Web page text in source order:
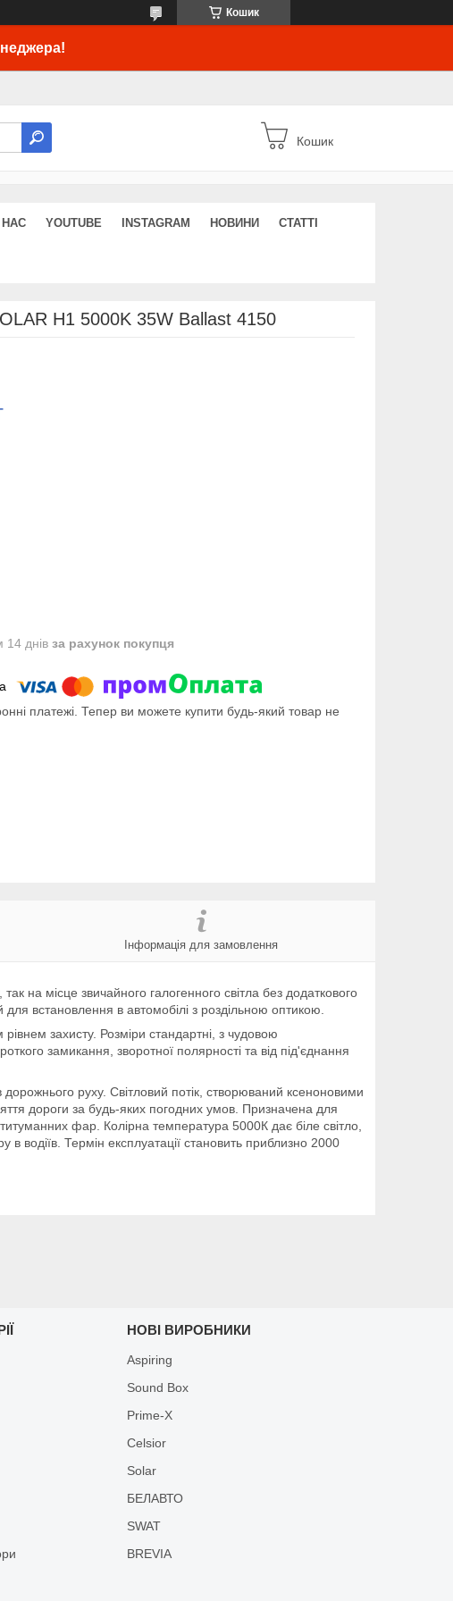
Кошик
Кошик
НАС YOUTUBE INSTAGRAM НОВИНИ СТАТТІ
H1 5000K 35W Ballast 4150
14 днів за рахунок покупця
платежі. Тепер ви можете купити будь-який товар не
Інформація для замовлення
на місце звичайного галогенного світла без додаткового
встановлення в автомобілі з роздільною оптикою.
захисту. Розміри стандартні, з чудовою
замикання, зворотної полярності та від під'єднання
руху. Світловий потік, створюваний ксеноновими
дороги за будь-яких погодних умов. Призначена для
фар. Колірна температура 5000К дає біле світло,
водіїв. Термін експлуатації становить приблизно 2000
НОВІ ВИРОБНИКИ
Aspiring
Sound Box
Prime-X
Celsior
Solar
БЕЛАВТО
SWAT
BREVIA